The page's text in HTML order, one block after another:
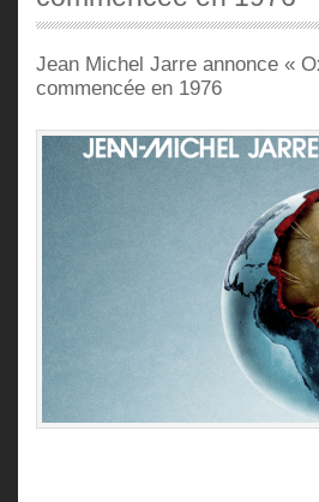
Jean Michel Jarre annonce «
commencée en 1976